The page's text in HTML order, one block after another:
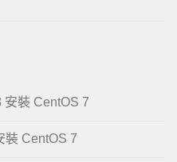
裝 CentOS 7
裝 CentOS 7